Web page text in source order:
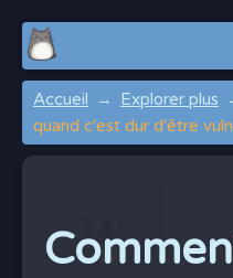
Accueil Explorer plus
quand c'est dur d'être